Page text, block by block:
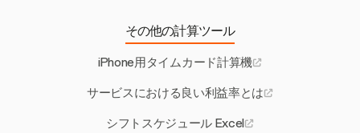
その他の計算ツール
iPhone用タイムカード計算機
サービスにおける良い利益率とは
シフトスケジュール Excel